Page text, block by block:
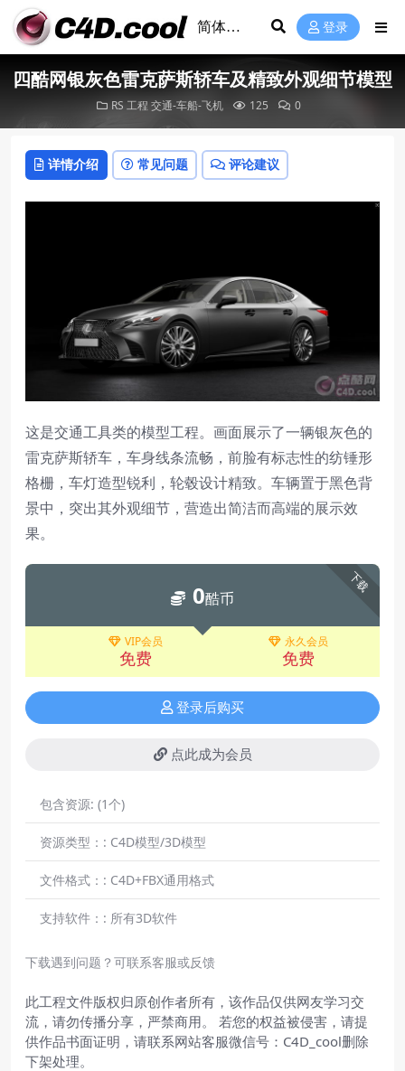
登录
四酷网银灰色雷克萨斯轿车及精致外观细节模型
RS 工程 交通-车船-飞机 125 0
详情介绍 常见问题 评论建议
这是交通工具类的模型工程。画面展示了一辆银灰色的
雷克萨斯轿车，车身线条流畅，前脸有标志性的纺锤形
格栅，车灯造型锐利，轮毂设计精致。车辆置于黑色背
景中，突出其外观细节，营造出简洁而高端的展示效
果。
下载
0酷币
VIP会员
免费
永久会员
免费
登录后购买
点此成为会员
包含资源: (1个)
资源类型：: C4D模型/3D模型
文件格式：: C4D+FBX通用格式
支持软件：: 所有3D软件
下载遇到问题？可联系客服或反馈
此工程文件版权归原创作者所有，该作品仅供网友学习交
流，请勿传播分享，严禁商用。 若您的权益被侵害，请提
供作品书面证明，请联系网站客服微信号：C4D_cool删除
下架处理。